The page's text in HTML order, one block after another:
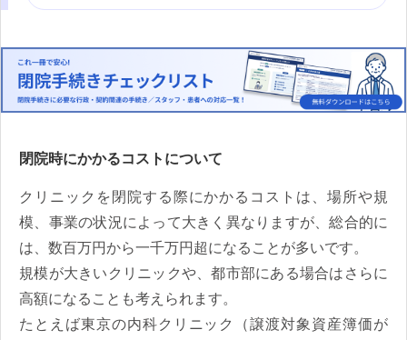
閉院時にかかるコストについて
クリニックを閉院する際にかかるコストは、場所や規
模、事業の状況によって大きく異なりますが、総合的に
は、数百万円から一千万円超になることが多いです。
規模が大きいクリニックや、都市部にある場合はさらに
高額になることも考えられます。
たとえば東京の内科クリニック（譲渡対象資産簿価が